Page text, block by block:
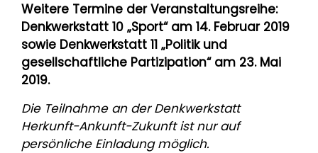
Weitere Termine der Veranstaltungsreihe:
Denkwerkstatt 10 „Sport“ am 14. Februar 2019
sowie Denkwerkstatt 11 „Politik und
gesellschaftliche Partizipation“ am 23. Mai
2019.
Die Teilnahme an der Denkwerkstatt
Herkunft-Ankunft-Zukunft ist nur auf
persönliche Einladung möglich.